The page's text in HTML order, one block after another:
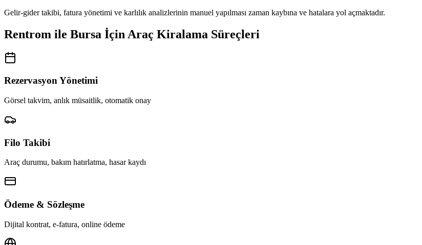
Gelir-gider takibi, fatura yönetimi ve karlılık analizlerinin manuel yapılması zaman kaybına ve hatalara yol açmaktadır.
Rentrom ile Bursa İçin Araç Kiralama Süreçleri
Rezervasyon Yönetimi
Görsel takvim, anlık müsaitlik, otomatik onay
Filo Takibi
Araç durumu, bakım hatırlatma, hasar kaydı
Ödeme & Sözleşme
Dijital kontrat, e-fatura, online ödeme